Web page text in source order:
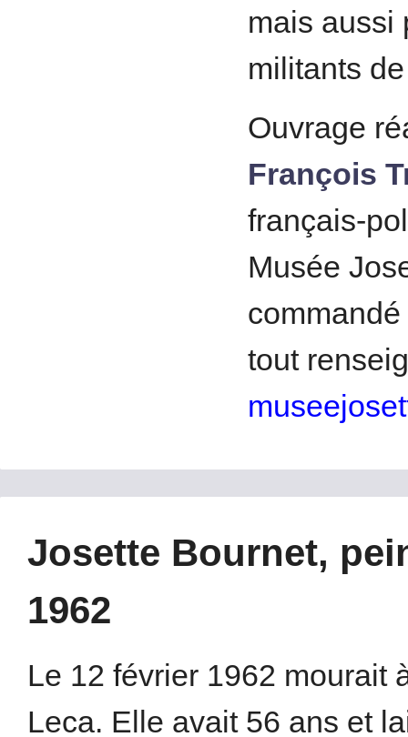
mais aussi
militants
Ouvrage
François
français-
Musée
tout
Josette Bournet,
1962
Le 12 février 1962 mourait
Leca. Elle avait 56 ans et